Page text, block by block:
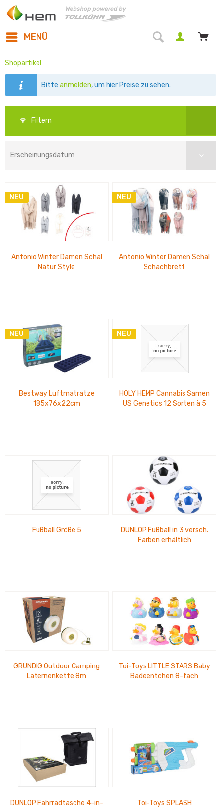
MENÜ
Shopartikel
Bitteanmelden, um hier Preise zu sehen.
Filtern
NEU
Antonio Winter Damen Schal
Natur Style
NEU
Antonio Winter Damen Schal
Schachbrett
NEU
Bestway Luftmatratze
185x76x22cm
NEU
HOLY HEMP Cannabis Samen
US Genetics 12 Sorten à 5
Fußball Größe 5
DUNLOP Fußball in 3 versch.
Farben erhältlich
GRUNDIG Outdoor Camping
Laternenkette 8m
Toi-Toys LITTLE STARS Baby
Badeentchen 8-fach
DUNLOP Fahrradtasche 4-in-
Toi-Toys SPLASH